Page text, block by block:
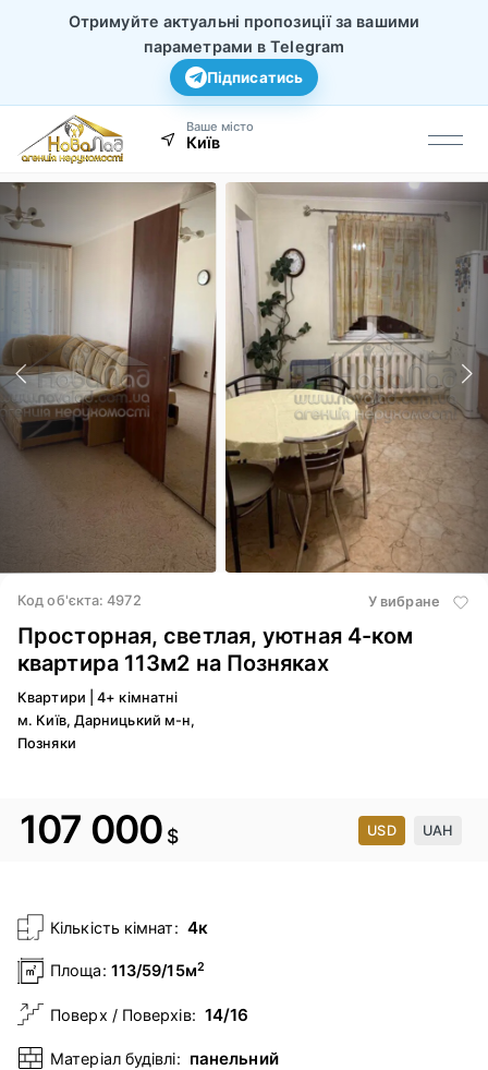
Отримуйте актуальні пропозиції за вашими
параметрами в Telegram
Підписатись
Ваше місто
Київ
Код об'єкта: 4972 У вибране
Просторная, светлая, уютная 4-ком
квартира 113м2 на Позняках
Квартири |4+ кімнатні
м. Київ, Дарницький м-н,
Позняки
107 000 $ USD UAH
Кількість кімнат: 4к
Площа: 113/59/15м2
Поверх / Поверхів: 14/16
Матеріал будівлі: панельний